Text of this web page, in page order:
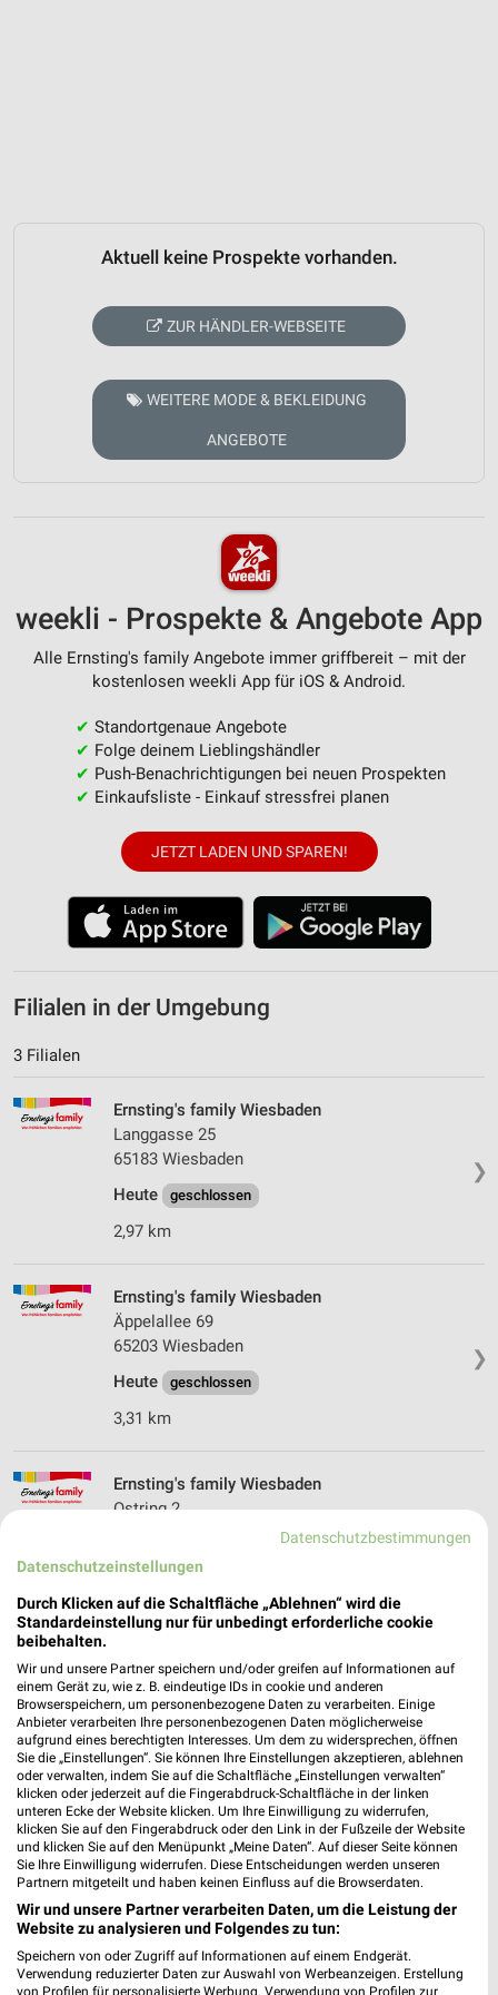
Aktuell keine Prospekte vorhanden.
ZUR HÄNDLER-WEBSEITE
WEITERE MODE & BEKLEIDUNG
ANGEBOTE
weekli - Prospekte & Angebote App
Alle Ernsting's family Angebote immer griffbereit – mit der
kostenlosen weekli App für iOS & Android.
✔ Standortgenaue Angebote
✔ Folge deinem Lieblingshändler
✔ Push-Benachrichtigungen bei neuen Prospekten
✔ Einkaufsliste - Einkauf stressfrei planen
JETZT LADEN UND SPAREN!
Filialen in der Umgebung
3 Filialen
❯
Ernsting's family Wiesbaden
Langgasse 25
65183 Wiesbaden
Heute
geschlossen
2,97 km
❯
Ernsting's family Wiesbaden
Äppelallee 69
65203 Wiesbaden
Heute
geschlossen
3,31 km
Ernsting's family Wiesbaden
Ostring 2
Heute geschlossen
6,13 km
Datenschutzbestimmungen
Datenschutzeinstellungen
Durch Klicken auf die Schaltfläche „Ablehnen“ wird die
Standardeinstellung nur für unbedingt erforderliche cookie
beibehalten.
Wir und unsere Partner speichern und/oder greifen auf Informationen auf
einem Gerät zu, wie z. B. eindeutige IDs in cookie und anderen
Browserspeichern, um personenbezogene Daten zu verarbeiten. Einige
Anbieter verarbeiten Ihre personenbezogenen Daten möglicherweise
aufgrund eines berechtigten Interesses. Um dem zu widersprechen, öffnen
Sie die „Einstellungen“. Sie können Ihre Einstellungen akzeptieren, ablehnen
oder verwalten, indem Sie auf die Schaltfläche „Einstellungen verwalten“
klicken oder jederzeit auf die Fingerabdruck-Schaltfläche in der linken
unteren Ecke der Website klicken. Um Ihre Einwilligung zu widerrufen,
klicken Sie auf den Fingerabdruck oder den Link in der Fußzeile der Website
und klicken Sie auf den Menüpunkt „Meine Daten“. Auf dieser Seite können
Sie Ihre Einwilligung widerrufen. Diese Entscheidungen werden unseren
Partnern mitgeteilt und haben keinen Einfluss auf die Browserdaten.
Wir und unsere Partner verarbeiten Daten, um die Leistung der
Website zu analysieren und Folgendes zu tun:
Speichern von oder Zugriff auf Informationen auf einem Endgerät.
Verwendung reduzierter Daten zur Auswahl von Werbeanzeigen. Erstellung
von Profilen für personalisierte Werbung. Verwendung von Profilen zur